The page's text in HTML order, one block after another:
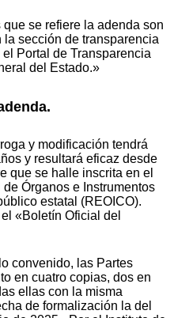
se refiere la adenda son
sección de transparencia
Portal de Transparencia
del Estado.»
y modificación tendrá
y resultará eficaz desde
que se halle inscrita en el
Órganos e Instrumentos
estatal (REOICO).
«Boletín Oficial del
convenido, las Partes
en cuatro copias, dos en
ellas con la misma
de formalización la del